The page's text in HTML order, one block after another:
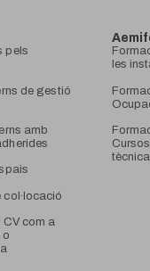
pels
de gestió
amb
CV com a
o
F
les